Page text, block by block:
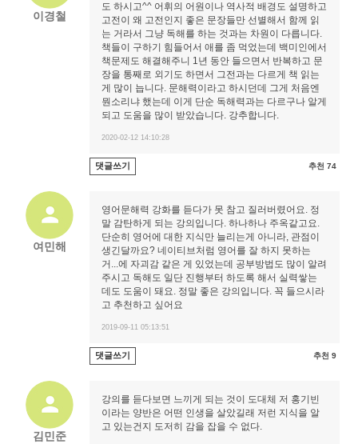
이경철
도 하시고^^ 어휘의 어원이나 역사적 배경도 설명하고
고전이 왜 고전인지 좋은 문장들만 선별해서 함께 읽
는 거라서 그냥 독해를 하는 것과는 차원이 다릅니다.
책들이 구하기 힘들어서 애를 좀 먹었는데 백미인에서
책문제도 해결해주니 1년 동안 들으면서 반복하고 문
장을 통째로 외기도 하면서 그전과는 다르게 책 읽는
게 많이 늡니다. 문해력이라고 하시던데 그게 처음엔
뭔소리냐 했는데 이게 단순 독해력과는 다르구나 알게
되고 도움을 많이 받았습니다. 강추합니다.
2020-02-12 14:10:28
댓글쓰기 추천 74
여민해
영어문해력 강화를 듣다가 못 참고 질러버렸어요. 정
말 감탄하게 되는 강의입니다. 하나하나 주옥같고요.
단순히 영어에 대한 지식만 늘리는게 아니라, 관점이
생긴달까요? 네이티브처럼 영어를 잘 하지 못하는
거...에 자괴감 같은 게 있었는데 공부방법도 많이 알려
주시고 독해도 일단 진행부터 하도록 해서 실력쌓는
데도 도움이 돼요. 정말 좋은 강의입니다. 꼭 들으시라
고 추천하고 싶어요
2019-09-11 05:13:51
댓글쓰기 추천 9
김민준
강의를 듣다보면 느끼게 되는 것이 도대체 저 홍기빈
이라는 양반은 어떤 인생을 살았길래 저런 지식을 알
고 있는건지 도저히 감을 잡을 수 없다.